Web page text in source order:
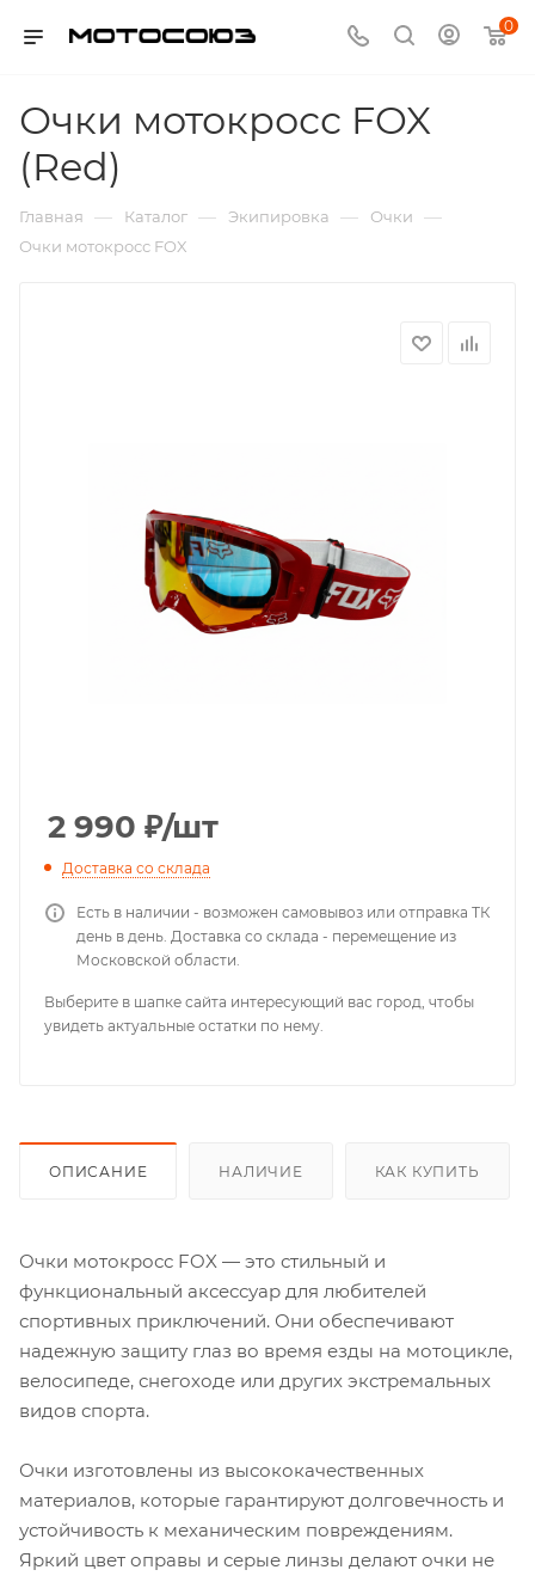
0
Очки мотокросс FOX
(Red)
Главная — Каталог — Экипировка — Очки —
Очки мотокросс FOX
2 990 ₽/шт
Доставка со склада
Есть в наличии - возможен самовывоз или отправка ТК
день в день. Доставка со склада - перемещение из
Московской области.
Выберите в шапке сайта интересующий вас город, чтобы
увидеть актуальные остатки по нему.
ОПИСАНИЕ НАЛИЧИЕ КАК КУПИТЬ
Очки мотокросс FOX — это стильный и
функциональный аксессуар для любителей
спортивных приключений. Они обеспечивают
надежную защиту глаз во время езды на мотоцикле,
велосипеде, снегоходе или других экстремальных
видов спорта.
Очки изготовлены из высококачественных
материалов, которые гарантируют долговечность и
устойчивость к механическим повреждениям.
Яркий цвет оправы и серые линзы делают очки не